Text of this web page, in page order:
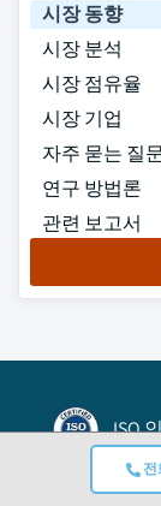
시장 동향
시장 분석
시장 점유율
시장 기업
자주 묻는 질
연구 방법론
관련 보고서
ISO